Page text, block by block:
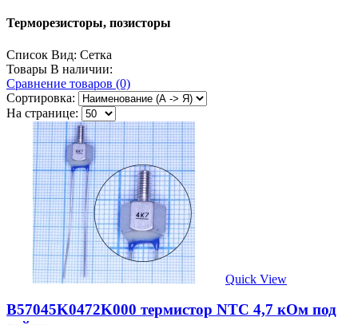
Терморезисторы, позисторы
Список Вид: Сетка
Товары В наличии:
Сравнение товаров (0)
Сортировка:
На странице:
Quick View
B57045K0472K000 термистор NTC 4,7 кОм под